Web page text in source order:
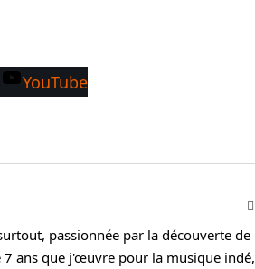
YouTube
passionnée par la découverte de
ans que j'œuvre pour la musique indé,